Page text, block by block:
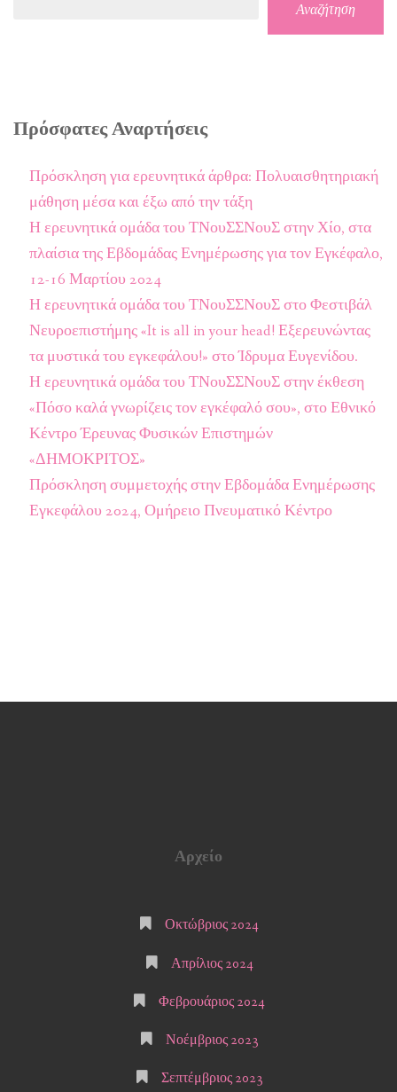
Αναζήτηση
Πρόσφατες Αναρτήσεις
Πρόσκληση για ερευνητικά άρθρα: Πολυαισθητηριακή
μάθηση μέσα και έξω από την τάξη
Η ερευνητικά ομάδα του ΤΝουΣΣΝουΣ στην Χίο, στα
πλαίσια της Εβδομάδας Ενημέρωσης για τον Εγκέφαλο,
12-16 Μαρτίου 2024
Η ερευνητικά ομάδα του ΤΝουΣΣΝουΣ στο Φεστιβάλ
Νευροεπιστήμης «It is all in your head! Εξερευνώντας
τα μυστικά του εγκεφάλου!» στο Ίδρυμα Ευγενίδου.
Η ερευνητικά ομάδα του ΤΝουΣΣΝουΣ στην έκθεση
«Πόσο καλά γνωρίζεις τον εγκέφαλό σου», στο Εθνικό
Κέντρο Έρευνας Φυσικών Επιστημών
«ΔΗΜΟΚΡΙΤΟΣ»
Πρόσκληση συμμετοχής στην Εβδομάδα Ενημέρωσης
Εγκεφάλου 2024, Ομήρειο Πνευματικό Κέντρο
Αρχείο
Οκτώβριος 2024
Απρίλιος 2024
Φεβρουάριος 2024
Νοέμβριος 2023
Σεπτέμβριος 2023